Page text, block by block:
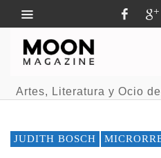
Artes, Literatura y Ocio
JUDITH BOSCH